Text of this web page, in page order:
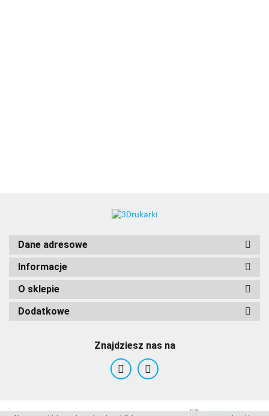
Dane adresowe
Informacje
O sklepie
Dodatkowe
Znajdziesz nas na